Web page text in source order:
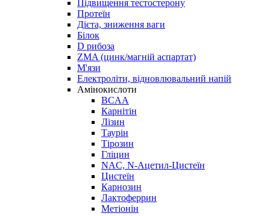
Підвищення тестостерону
Протеїн
Дієта, зниження ваги
Білок
D рибоза
ZMA (цинк/магній аспартат)
М'язи
Електроліти, відновлювальний напій
Амінокислоти
BCAA
Карнітін
Лізин
Таурін
Тірозин
Гліцин
NAC, N-Ацетил-Цистеїн
Цистеїн
Карнозин
Лактоферрин
Метіонін